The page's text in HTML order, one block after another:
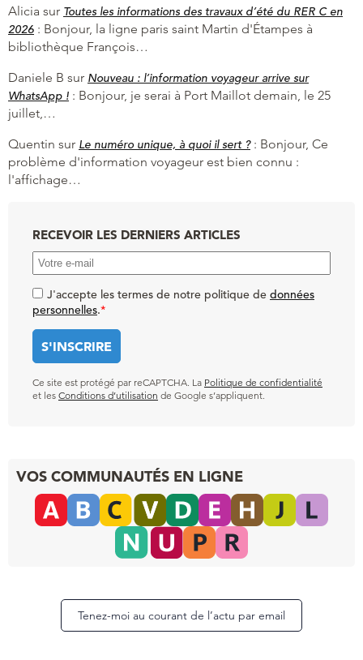
Alicia sur Toutes les informations des travaux d’été du RER C en
2026 : Bonjour, la ligne paris saint Martin d'Étampes à
bibliothèque François…
Daniele B sur Nouveau : l’information voyageur arrive sur
WhatsApp ! : Bonjour, je serai à Port Maillot demain, le 25
juillet,…
Quentin sur Le numéro unique, à quoi il sert ?: Bonjour, Ce
problème d'information voyageur est bien connu :
l'affichage…
RECEVOIR LES DERNIERS ARTICLES
J'accepte les termes de notre politique de données
personnelles.*
Ce site est protégé par reCAPTCHA. La Politique de confidentialité
et les Conditions d’utilisation de Google s’appliquent.
VOS COMMUNAUTÉS EN LIGNE
Tenez-moi au courant de l’actu par email